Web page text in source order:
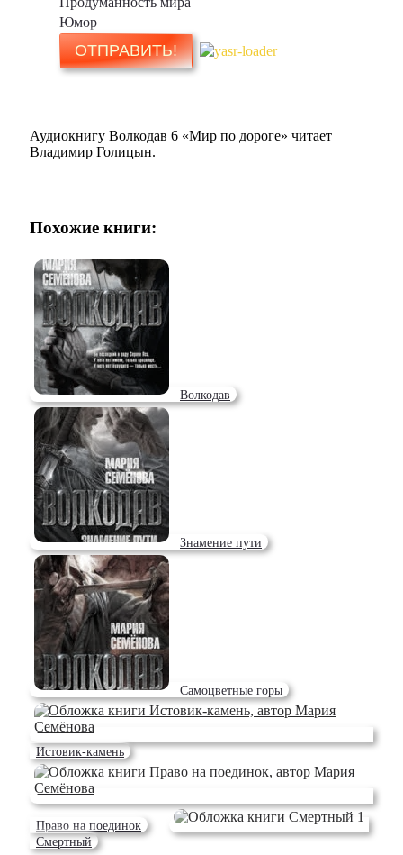
Юмор
Аудиокнигу Волкодав 6 «Мир по дороге» читает
Владимир Голицын.
Похожие книги:
Волкодав
Знамение пути
Самоцветные горы
Истовик-камень
Право на поединок
Смертный